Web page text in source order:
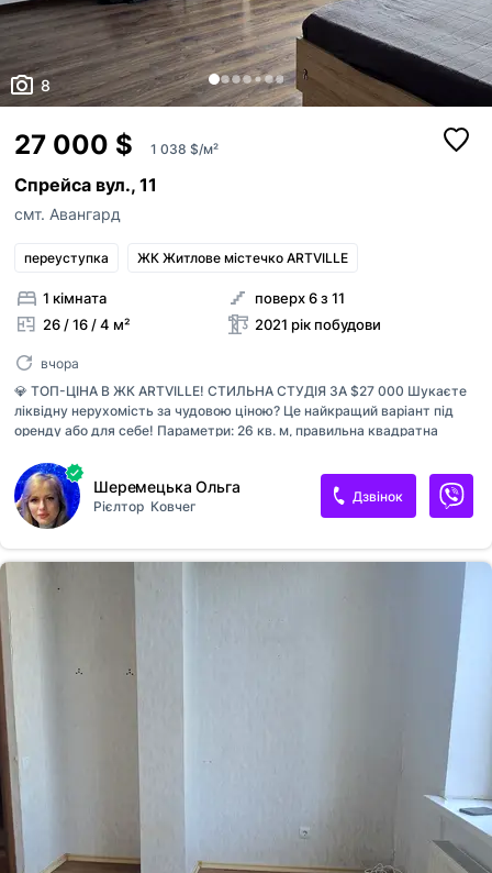
8
27 000 $ 1 038 $/м²
Спрейса вул., 11
смт. Авангард
переуступка ЖК Житлове містечко ARTVILLE
1 кімната
26 / 16 / 4 м²
поверх 6 з 11
2021 рік побудови
вчора
💎 ТОП-ЦІНА В ЖК ARTVILLE! СТИЛЬНА СТУДІЯ ЗА $27 000 Шукаєте
ліквідну нерухомість за чудовою ціною? Це найкращий варіант під
оренду або для себе! Параметри: 26 кв. м, правильна квадратна
панорамні вікна, які дають багато світла та візуально розширюють
простір. Що залишається: Повний комплект меблів та техніки!
Комфортне ліжко, вбудована кухня, холодильник. 🚀 Заходь із
капцями та живи, або здавай в оренду з наступного дня після
покупки! 📲 Встигніть забронювати!
Шеремецька Ольга
Рієлтор Ковчег
Дзвінок